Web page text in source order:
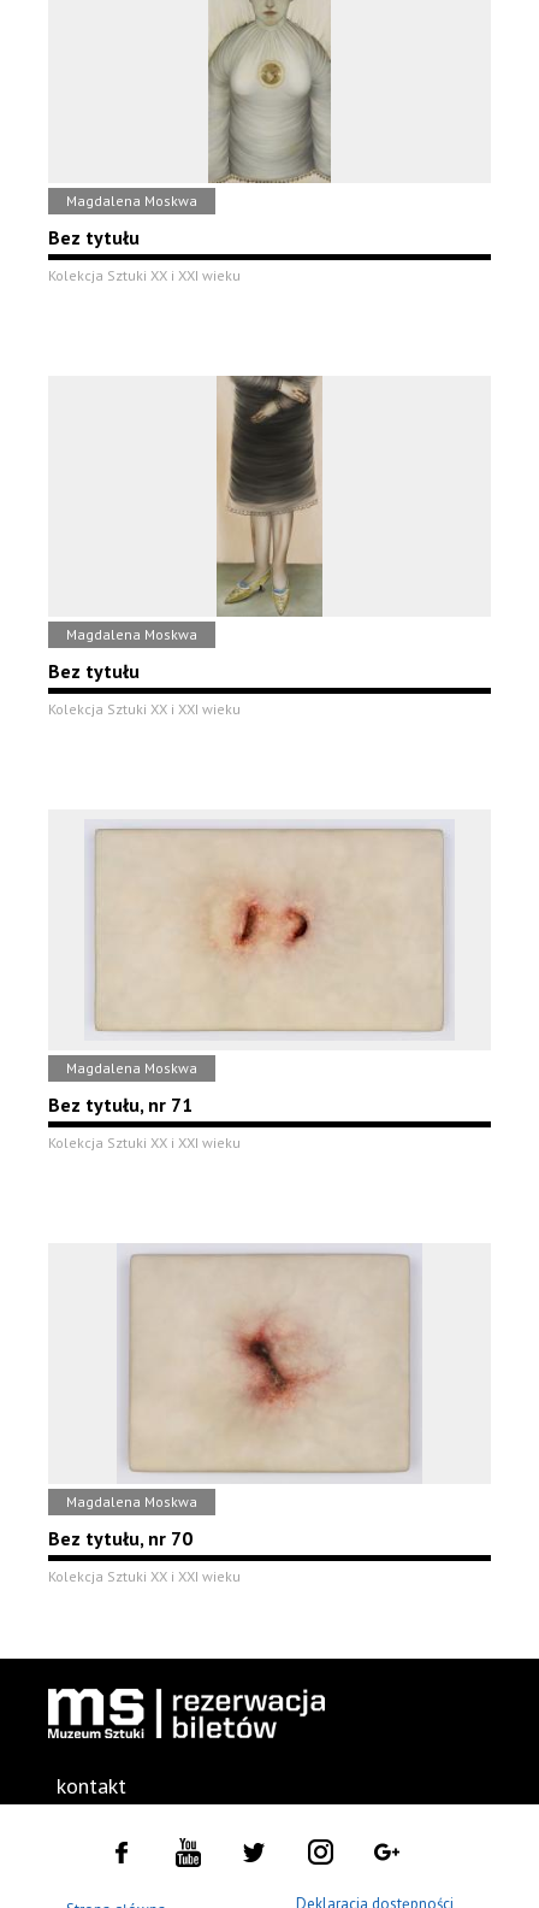
Magdalena Moskwa
Bez tytułu
Kolekcja Sztuki XX i XXI wieku
Magdalena Moskwa
Bez tytułu
Kolekcja Sztuki XX i XXI wieku
Magdalena Moskwa
Bez tytułu, nr 71
Kolekcja Sztuki XX i XXI wieku
Magdalena Moskwa
Bez tytułu, nr 70
Kolekcja Sztuki XX i XXI wieku
kontakt
Deklaracja dostępności